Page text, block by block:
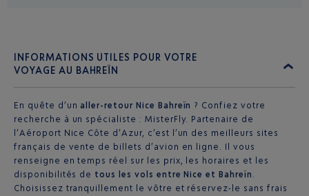
INFORMATIONS UTILES POUR VOTRE
VOYAGE AU BAHREÏN
En quête d’un aller-retour Nice Bahreïn ? Confiez votre
recherche à un spécialiste : MisterFly. Partenaire de
l’Aéroport Nice Côte d’Azur, c’est l’un des meilleurs sites
français de vente de billets d’avion en ligne. Il vous
renseigne en temps réel sur les prix, les horaires et les
disponibilités de tous les vols entre Nice et Bahreïn .
Choisissez tranquillement le vôtre et réservez-le sans frais